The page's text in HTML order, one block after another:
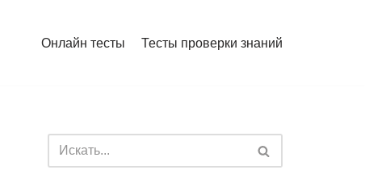
Онлайн тесты Тесты проверки знаний